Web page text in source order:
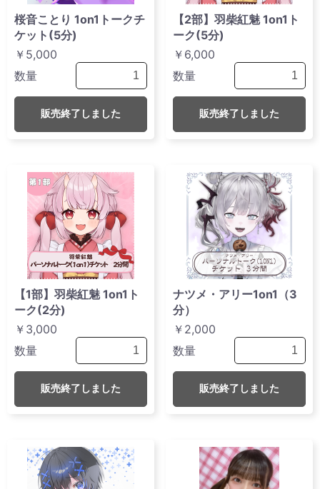
桜音ことり 1on1トークチ
ケット(5分)
￥5,000
数量
販売終了しました
【2部】羽柴紅魅 1on1ト
ーク(5分)
￥6,000
数量
販売終了しました
【1部】羽柴紅魅 1on1ト
ーク(2分)
￥3,000
数量
販売終了しました
ナツメ・アリー1on1（3
分）
￥2,000
数量
販売終了しました